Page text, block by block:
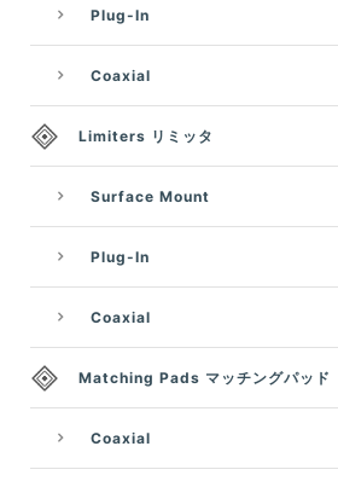
Plug-In
Coaxial
Limiters リミッタ
Surface Mount
Plug-In
Coaxial
Matching Pads マッチングパッド
Coaxial